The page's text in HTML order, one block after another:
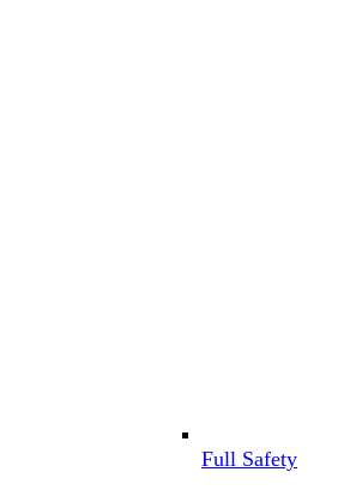
Full Safety